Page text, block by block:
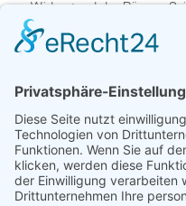
Widerstand der Bürger.
Rembertikreisel eine
Straßen gelegen, hatte
ihres Wildwuchses und
Treffpunkt für
Kurz vor der
Grünfläche durch das
obwohl das Amt Kenntnis
Teilweise wurden auch